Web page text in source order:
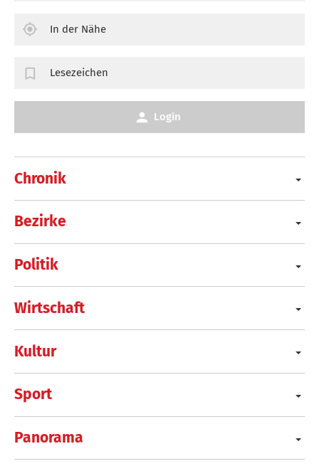
Chronik
Bezirke
Politik
Wirtschaft
Kultur
Sport
Panorama
In der Nähe
Lesezeichen
Login